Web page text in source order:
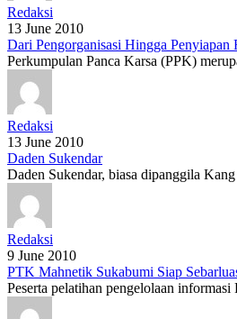
Redaksi
13 June 2010
Dari Pengorganisasi Hingga Penyiapan
Perkumpulan Panca Karsa (PPK)
Redaksi
13 June 2010
Daden Sukendar
Daden Sukendar, biasa dipanggila
Redaksi
9 June 2010
PTK Mahnetik Sukabumi Siap
Peserta pelatihan pengelolaan